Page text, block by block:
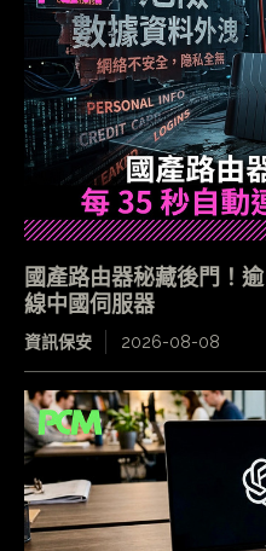
國產路由器秘藏後門！
線中國伺服器
資訊保安 2026-08-08